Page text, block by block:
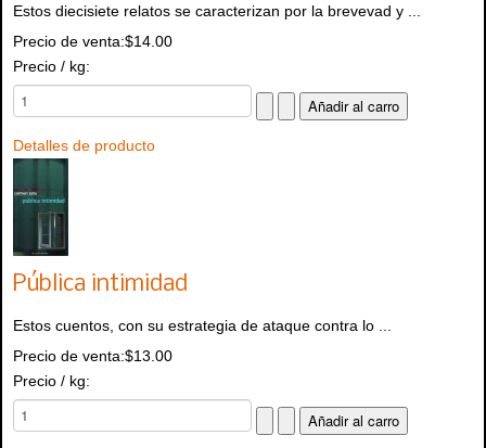
Estos diecisiete relatos se caracterizan por la brevevad y ...
Precio de venta:$14.00
Precio / kg:
Detalles de producto
Pública intimidad
Estos cuentos, con su estrategia de ataque contra lo ...
Precio de venta:$13.00
Precio / kg: